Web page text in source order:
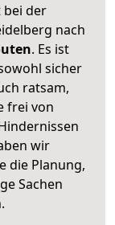
der
nach
. Es ist
sicher
ratsam,
frei von
wir
die Planung,
Sachen